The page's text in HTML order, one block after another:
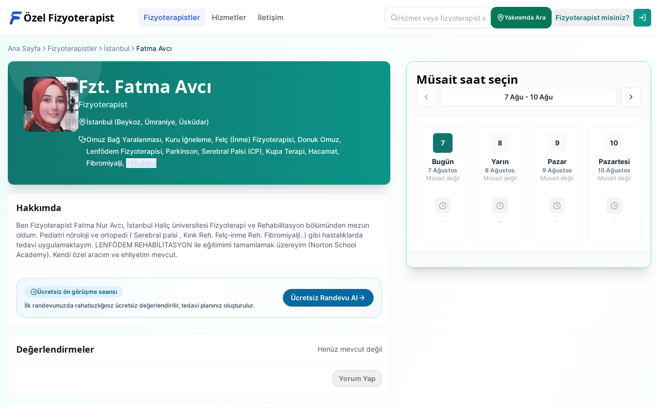
Özel Fizyoterapist Fizyoterapistler Hizmetler İletişim Yakınımda Ara Fizyoterapist misiniz?
Ana Sayfa Fizyoterapistler İstanbul Fatma Avcı
Fzt. Fatma Avcı
Fizyoterapist
İstanbul (Beykoz, Ümraniye, Üsküdar)
Omuz Bağ Yaralanması, Kuru İğneleme, Felç (İnme) Fizyoterapisi, Donuk Omuz,
Lenfödem Fizyoterapisi, Parkinson, Serebral Palsi (CP), Kupa Terapi, Hacamat,
Fibromiyalji, +10 daha
Hakkımda
Ben Fizyoterapist Fatma Nur Avcı, İstanbul Haliç üniversitesi Fizyoterapi ve Rehabilitasyon bölümünden mezun
oldum. Pediatri nöroloji ve ortopedi ( Serebral palsi , Kırık Reh. Felç-inme Reh. Fibromiyalji..) gibi hastalıklarda
tedavi uygulamaktayım. LENFÖDEM REHABİLİTASYON ile eğitimimi tamamlamak üzereyim (Norton School
Academy). Kendi özel aracım ve ehliyetim mevcut.
Ücretsiz ön görüşme seansı
İlk randevunuzda rahatsızlığınız ücretsiz değerlendirilir, tedavi planınız oluşturulur.
Ücretsiz Randevu Al
Değerlendirmeler Henüz mevcut değil
Yorum Yap
Müsait saat seçin
7 Ağu - 10 Ağu
7
Bugün
7 Ağustos
Müsait değil
-
8
Yarın
8 Ağustos
Müsait değil
-
9
Pazar
9 Ağustos
Müsait değil
-
10
Pazartesi
10 Ağustos
Müsait değil
-